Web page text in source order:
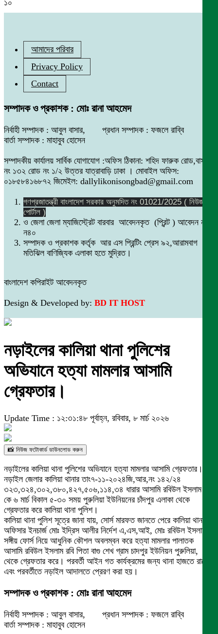
১০
আমাদের পরিবার
Privacy Policy
Contact
সম্পাদক ও প্রকাশক : মোঃ রানা আহমেদ
নির্বাহী সম্পাদক : আবুল বাসার, প্রধান সম্পাদক : ফজলে রাব্বি
বার্তা সম্পাদক : মাহাবুব হোসেন
সম্পাদকীয় কার্যালয় সার্বিক যোগাযোগ :অফিস ঠিকানা: শহিদ ফারুক রোড,বাসা
নং ১৩২ রোড নং ১/২ উত্তর যাত্রাবাড়ি ঢাকা । মোবাইল অফিস:
০১৮৫৮৪১৬৮৭২ জিমেইল: dallylikonisongbad@gmail.com
গণপ্রজাতন্ত্রী বাংলাদেশ সরকার অনুমদিত নং 01021/2025 ( নিউজ
পোর্টাল )
ও জেলা জেলা ম্যাজিস্ট্রেট বারবার আবেদনকৃত (প্রিন্ট ) আবেদন নং
ন৪০
সম্পাদক ও প্রকাশক কর্তৃক আর এস প্রিন্টিং প্রেস ৯২,আরামবাগ
মতিঝিল বাণিজ্যিক এলাকা হতে মুদ্রিত।
বাংলাদেশ কপিরাইট আবেদনকৃত
Design & Developed by: BD IT HOST
নড়াইলের কালিয়া থানা পুলিশের
অভিযানে হত্যা মামলার আসামি
গ্রেফতার।
Update Time : ১২:৩১:৪৮ পূর্বাহ্ন, রবিবার, ৮ মার্চ ২০২৬
📸 নিউজ ফটোকার্ড ডাউনলোড করুন
নড়াইলের কালিয়া থানা পুলিশের অভিযানে হত্যা মামলার আসামি গ্রেফতার।
নড়াইল জেলার কালিয়া থানার তাং৭-১১-২০২৪জি,আর,নং ১৪২/২৪
৩২৩,৩২৪,৩০২,৩৮০,৪২৭,৫০৬,১১৪,৩৪ ধারার আসামি রবিউল ইসলাম রবি
কে ৬ মার্চ বিকাল ৫-৩০ সময় পুরুলিয়া ইউনিয়নের চাঁদপুর এলাকা থেকে
গ্রেফতার করে কালিয়া থানা পুলিশ।
কালিয়া থানা পুলিশ সূত্রে জানা যায়, সোর্স মারফত জানতে পেরে কালিয়া থানার
অফিসার ইনচার্জ মোঃ ইদ্রিস আলীর নির্দেশ এ,এস,আই, মোঃ রবিউল ইসলাম
সঙ্গীয় ফোর্স নিয়ে আধুনিক কৌশল অবলম্বন করে হত্যা মামলার পালাতক
আসামি রবিউল ইসলাম রবি পিতা বাগু শেখ গ্রাম চাদপুর ইউনিয়ন পুরুলিয়া,
থেকে গ্রেফতার করে। পরবর্তী আইন গত কার্যক্রমের জন্য থানা হাজতে রাখে।
এবং পরবর্তীতে নড়াইল আদালতে প্রেরণ করা হয়।
সম্পাদক ও প্রকাশক : মোঃ রানা আহমেদ
নির্বাহী সম্পাদক : আবুল বাসার, প্রধান সম্পাদক : ফজলে রাব্বি
বার্তা সম্পাদক : মাহাবুব হোসেন